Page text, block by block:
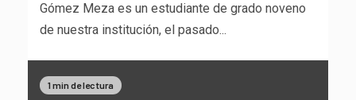
Gómez Meza es un estudiante de grado noveno
de nuestra institución, el pasado...
1 min de lectura